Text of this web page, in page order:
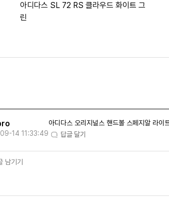
아디다스 SL 72 RS 클라우드 화이트 그
린
14 11:33:49
아디다스 오리지널스 핸드볼 스페지알 라이
답글 달기